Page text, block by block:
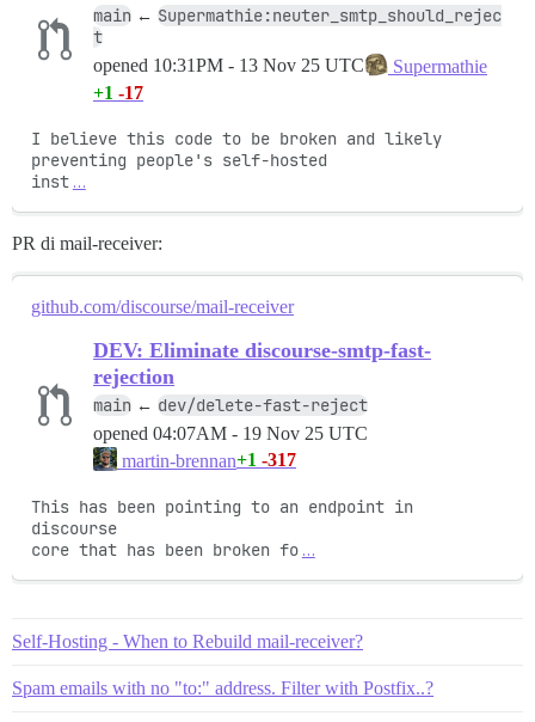
main ← Supermathie:neuter_smtp_should_rejec
t
opened 10:31PM - 13 Nov 25 UTC
Supermathie
+1 -17
I believe this code to be broken and likely
preventing people's self-hosted
inst …
PR di mail-receiver:
github.com/discourse/mail-receiver
DEV: Eliminate discourse-smtp-fast-
rejection
main ← dev/delete-fast-reject
opened 04:07AM - 19 Nov 25 UTC
martin-brennan+1 -317
This has been pointing to an endpoint in
discourse
core that has been broken fo …
Self-Hosting - When to Rebuild mail-receiver?
Spam emails with no "to:" address. Filter with Postfix..?